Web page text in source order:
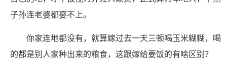
子孙连老婆都娶不上。
你家连地都没有，就算嫁过去一天三顿喝玉米糊糊，喝
的都是别人家种出来的粮食，这跟嫁给要饭的有啥区别？